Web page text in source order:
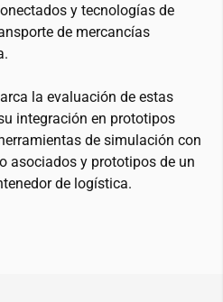
y tecnologías de
de mercancías
la evaluación de estas
integración en prototipos
de simulación con
asociados y prototipos de un
de logística.